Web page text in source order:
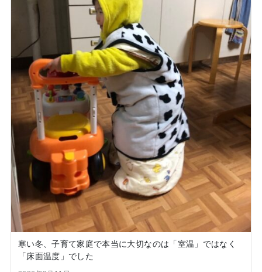
寒い冬、子育て家庭で本当に大切なのは「室温」ではなく
「床面温度」でした